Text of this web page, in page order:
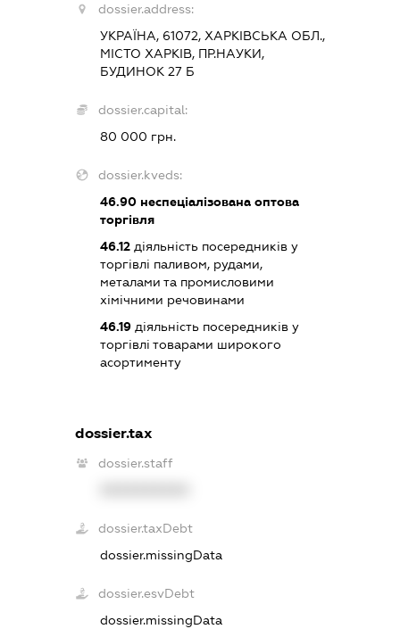
dossier.address:
УКРАЇНА, 61072, ХАРКІВСЬКА ОБЛ.,
МІСТО ХАРКІВ, ПР.НАУКИ,
БУДИНОК 27 Б
dossier.capital:
80 000 грн.
dossier.kveds:
46.90неспеціалізована оптова
торгівля
46.12діяльність посередників у
торгівлі паливом, рудами,
металами та промисловими
хімічними речовинами
46.19діяльність посередників у
торгівлі товарами широкого
асортименту
dossier.tax
dossier.staff
dossier.taxDebt
dossier.missingData
dossier.esvDebt
dossier.missingData